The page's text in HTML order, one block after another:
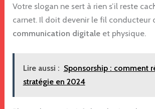
Votre slogan ne sert à rien s’il reste
carnet. Il doit devenir le fil conducteur
communication digitale et physique.
Lire aussi : Sponsorship : comment
stratégie en 2024